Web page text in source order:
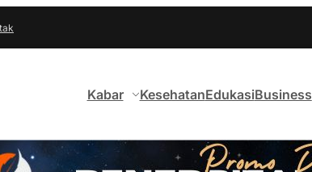
Kabar KesehatanEdukasiBusiness